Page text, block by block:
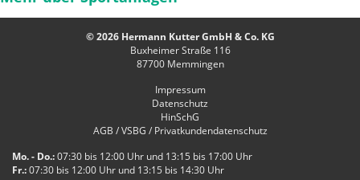
© 2026 Hermann Kutter GmbH & Co. KG
Buxheimer Straße 116
87700Memmingen
Impressum
Datenschutz
HinSchG
AGB / VSBG / Privatkundendatenschutz
Mo. - Do.:07:30 bis 12:00 Uhr und 13:15 bis 17:00 Uhr
Fr.:07:30 bis 12:00 Uhr und 13:15 bis 14:30 Uhr